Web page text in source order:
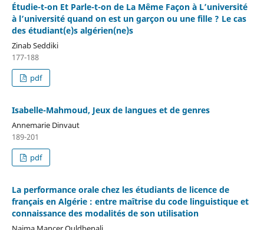
Étudie-t-on Et Parle-t-on de La Même Façon à L’université
à l’université quand on est un garçon ou une fille ? Le cas
des étudiant(e)s algérien(ne)s
Zinab Seddiki
177-188
pdf
Isabelle-Mahmoud, Jeux de langues et de genres
Annemarie Dinvaut
189-201
pdf
La performance orale chez les étudiants de licence de
français en Algérie : entre maîtrise du code linguistique et
connaissance des modalités de son utilisation